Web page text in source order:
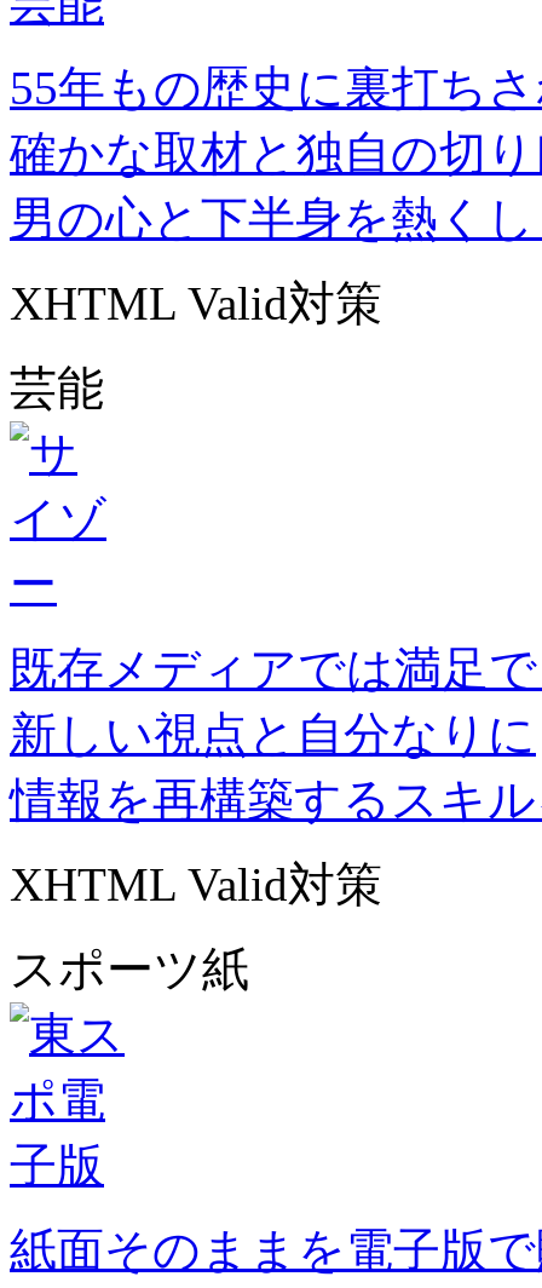
55年もの歴史に裏打ち
確かな取材と独自の切
男の心と下半身を熱く
XHTML Valid対策
芸能
既存メディアでは満足
新しい視点と自分なりに
情報を再構築するスキ
XHTML Valid対策
スポーツ紙
紙面そのままを電子版